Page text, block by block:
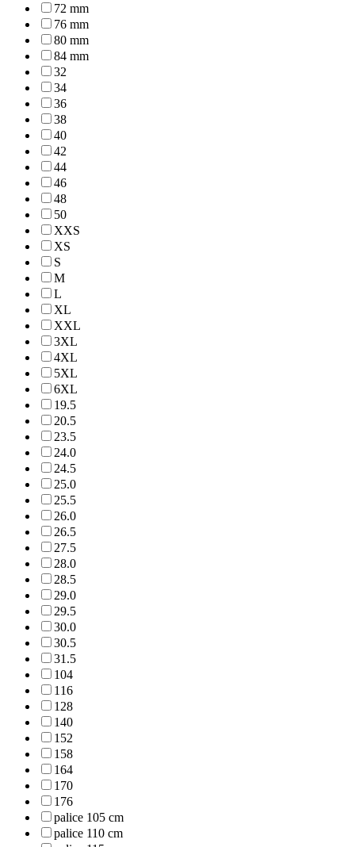
72 mm
76 mm
80 mm
84 mm
32
34
36
38
40
42
44
46
48
50
XXS
XS
S
M
L
XL
XXL
3XL
4XL
5XL
6XL
19.5
20.5
23.5
24.0
24.5
25.0
25.5
26.0
26.5
27.5
28.0
28.5
29.0
29.5
30.0
30.5
31.5
104
116
128
140
152
158
164
170
176
palice 105 cm
palice 110 cm